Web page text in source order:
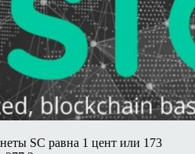
SC равна 1 цент или 173